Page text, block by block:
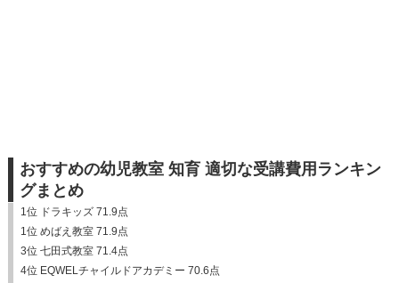
おすすめの幼児教室 知育 適切な受講費用ランキン
グまとめ
1位 ドラキッズ 71.9点
1位 めばえ教室 71.9点
3位 七田式教室 71.4点
4位 EQWELチャイルドアカデミー 70.6点